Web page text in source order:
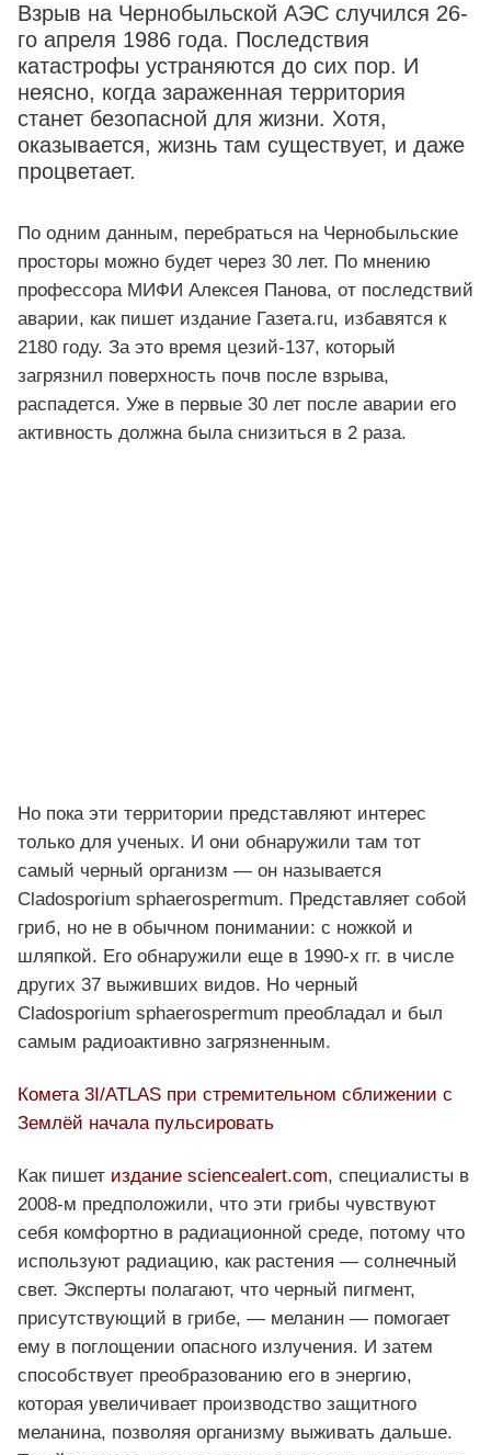
Взрыв на Чернобыльской АЭС случился 26-
го апреля 1986 года. Последствия
катастрофы устраняются до сих пор. И
неясно, когда зараженная территория
станет безопасной для жизни. Хотя,
оказывается, жизнь там существует, и даже
процветает.
По одним данным, перебраться на Чернобыльские
просторы можно будет через 30 лет. По мнению
профессора МИФИ Алексея Панова, от последствий
аварии, как пишет издание Газета.ru, избавятся к
2180 году. За это время цезий-137, который
загрязнил поверхность почв после взрыва,
распадется. Уже в первые 30 лет после аварии его
активность должна была снизиться в 2 раза.
Но пока эти территории представляют интерес
только для ученых. И они обнаружили там тот
самый черный организм — он называется
Cladosporium sphaerospermum. Представляет собой
гриб, но не в обычном понимании: с ножкой и
шляпкой. Его обнаружили еще в 1990-х гг. в числе
других 37 выживших видов. Но черный
Cladosporium sphaerospermum преобладал и был
самым радиоактивно загрязненным.
Комета 3I/ATLAS при стремительном сближении с
Землёй начала пульсировать
Как пишет издание sciencealert.com, специалисты в
2008-м предположили, что эти грибы чувствуют
себя комфортно в радиационной среде, потому что
используют радиацию, как растения — солнечный
свет. Эксперты полагают, что черный пигмент,
присутствующий в грибе, — меланин — помогает
ему в поглощении опасного излучения. И затем
способствует преобразованию его в энергию,
которая увеличивает производство защитного
меланина, позволяя организму выживать дальше.